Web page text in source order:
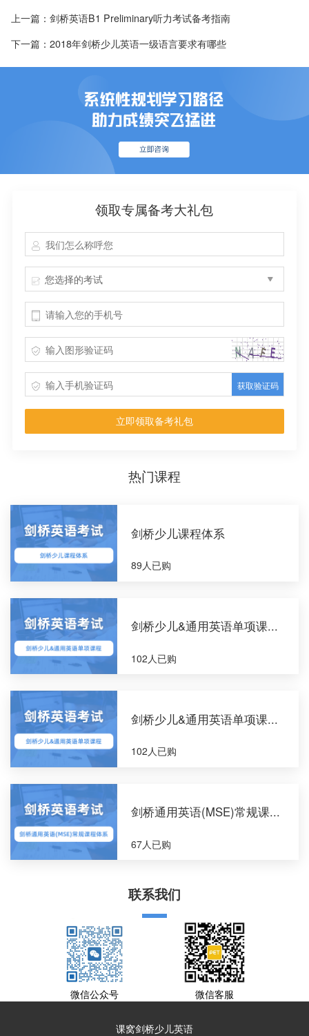
上一篇：剑桥英语B1 Preliminary听力考试备考指南
下一篇：2018年剑桥少儿英语一级语言要求有哪些
领取专属备考大礼包
您选择的考试
获取验证码
立即领取备考礼包
热门课程
剑桥少儿课程体系
89人已购
剑桥少儿&通用英语单项课...
102人已购
剑桥少儿&通用英语单项课...
102人已购
剑桥通用英语(MSE)常规课...
67人已购
联系我们
微信公众号 微信客服
课窝剑桥少儿英语